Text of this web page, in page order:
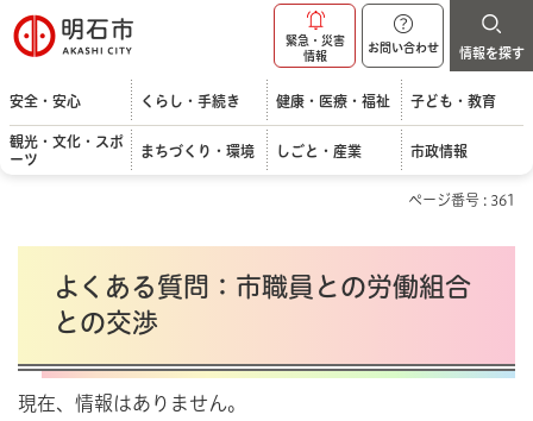
明石市
緊急・災害
情報
お問い合わせ 情報を探す
安全・安心 くらし・手続き 健康・医療・福祉 子ども・教育
観光・文化・スポ
ーツ
まちづくり・環境 しごと・産業 市政情報
ページ番号 : 361
よくある質問：市職員との労働組合
との交渉
現在、情報はありません。